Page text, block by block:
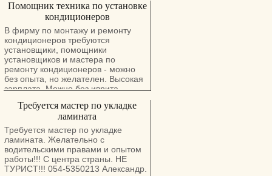
организации питания. Детки от 3-6
месяцев до подготовительной
группы. Хайфа, Нешер, Моцкин
Прямое трудоустройство, без
посредников!
✅ Уик-энды и экскурсии ✅ Весь
спектр социальных условия ✅
Прямое трудоустройство ✅
Компенсация проезда или бензина
из Йехуд, Петах Тиква, Рамат Ган,
Холон, Рамле, Лод, Ашдод, Кирят
Оно и другие
••••••••••••••••••••••••••••••••••••••• ☎️
+972-55-507-4236 Свяжитесь с
нами
Помощник техника по установке
кондиционеров
В фирму по монтажу и ремонту
кондиционеров требуются
установщики, помощники
установщиков и мастера по
ремонту кондиционеров - можно
без опыта, но желателен. Высокая
зарплата. Можно без иврита.
рабочей визой. 0537444454
Требуется мастер по укладке
ламината
Требуется мастер по укладке
ламината. Желательно с
водительскими правами и опытом
работы!!! С центра страны. НЕ
ТУРИСТ!!! 054-5350213 Александр.